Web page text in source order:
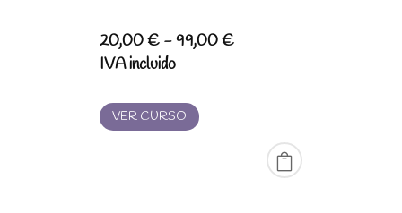
20,00€ -99,00€Rango
hasta
99,00 €
IVA incluido
VER CURSO